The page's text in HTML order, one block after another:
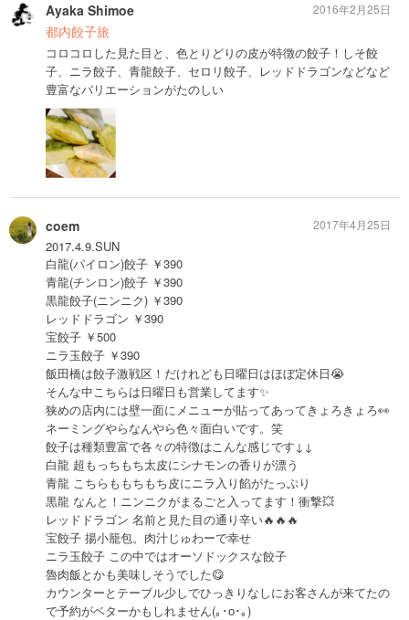
Ayaka Shimoe
都内餃子旅
コロコロした見た目と、色とりどりの皮が特徴の餃子！しそ餃
子、ニラ餃子、青龍餃子、セロリ餃子、レッドドラゴンなどなど
豊富なバリエーションがたのしい
2016年2月25日
coem
2017.4.9.SUN
白龍(パイロン)餃子 ￥390
青龍(チンロン)餃子 ￥390
黒龍餃子(ニンニク) ￥390
レッドドラゴン ￥390
宝餃子 ￥500
ニラ玉餃子 ￥390
飯田橋は餃子激戦区！だけれども日曜日はほぼ定休日😭
そんな中こちらは日曜日も営業してます✨
狭めの店内には壁一面にメニューが貼ってあってきょろきょろ👀
ネーミングやらなんやら色々面白いです。笑
餃子は種類豊富で各々の特徴はこんな感じです↓↓
白龍 超もっちもち太皮にシナモンの香りが漂う
青龍 こちらももちもち皮にニラ入り餡がたっぷり
黒龍 なんと！ニンニクがまるごと入ってます！衝撃💥
レッドドラゴン 名前と見た目の通り辛い🔥🔥🔥
宝餃子 揚小籠包。肉汁じゅわーで幸せ
ニラ玉餃子 この中ではオーソドックスな餃子
魯肉飯とかも美味しそうでした😋
カウンターとテーブル少しでひっきりなしにお客さんが来てたの
で予約がベターかもしれません(｡･о･｡)
2017年4月25日